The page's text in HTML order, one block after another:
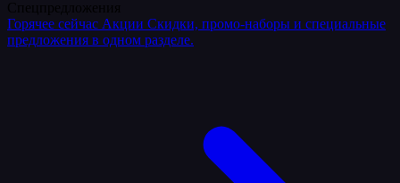
Горячее сейчас Акции Скидки, промо-наборы и специальные
предложения в одном разделе.